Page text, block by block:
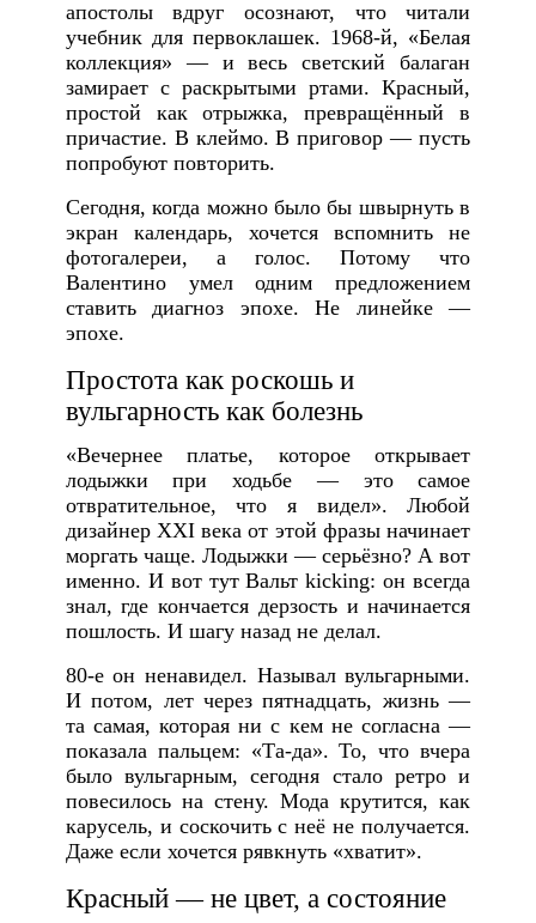
апостолы вдруг осознают, что читали
учебник для первоклашек. 1968-й, «Белая
коллекция» — и весь светский балаган
замирает с раскрытыми ртами. Красный,
простой как отрыжка, превращённый в
причастие. В клеймо. В приговор — пусть
попробуют повторить.
Сегодня, когда можно было бы швырнуть в
экран календарь, хочется вспомнить не
фотогалереи, а голос. Потому что
Валентино умел одним предложением
ставить диагноз эпохе. Не линейке —
эпохе.
Простота как роскошь и
вульгарность как болезнь
«Вечернее платье, которое открывает
лодыжки при ходьбе — это самое
отвратительное, что я видел». Любой
дизайнер XXI века от этой фразы начинает
моргать чаще. Лодыжки — серьёзно? А вот
именно. И вот тут Вальт kicking: он всегда
знал, где кончается дерзость и начинается
пошлость. И шагу назад не делал.
80-е он ненавидел. Называл вульгарными.
И потом, лет через пятнадцать, жизнь —
та самая, которая ни с кем не согласна —
показала пальцем: «Та-да». То, что вчера
было вульгарным, сегодня стало ретро и
повесилось на стену. Мода крутится, как
карусель, и соскочить с неё не получается.
Даже если хочется рявкнуть «хватит».
Красный — не цвет, а состояние